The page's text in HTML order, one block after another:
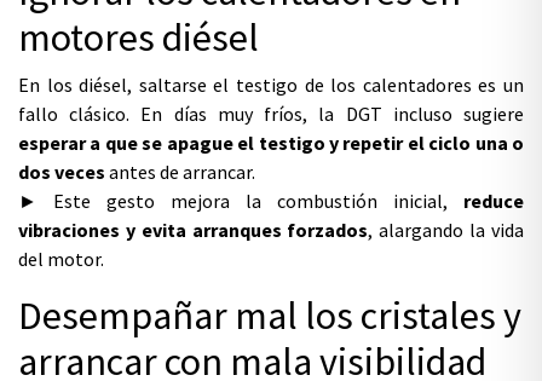
motores diésel
En los diésel, saltarse el testigo de los calentadores es un
fallo clásico. En días muy fríos, la DGT incluso sugiere
esperar a que se apague el testigo y repetir el ciclo una o
dos veces antes de arrancar.
► Este gesto mejora la combustión inicial, reduce
vibraciones y evita arranques forzados, alargando la vida
del motor.
Desempañar mal los cristales y
arrancar con mala visibilidad